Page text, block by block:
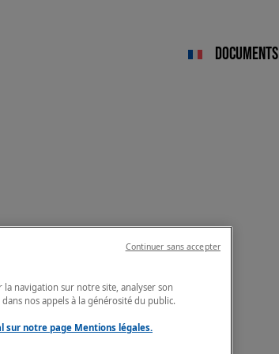
Documents
conflit avec la loi en
la navigation sur notre site, analyser son
nos appels à la générosité du public.
sur notre page Mentions légales.
Continuer sans accepter